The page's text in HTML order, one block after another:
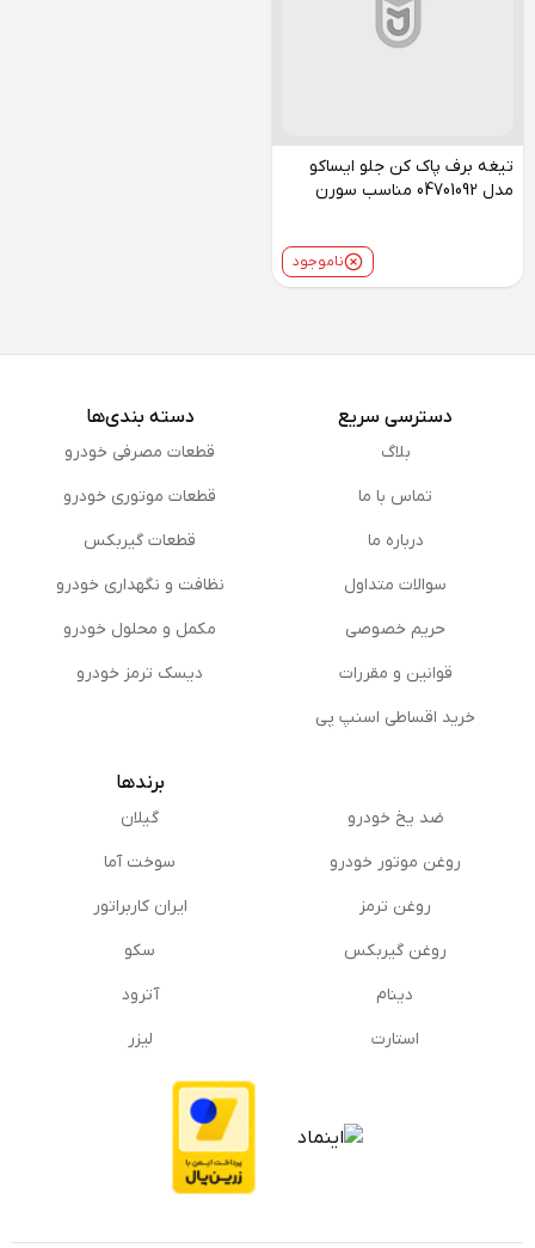
تیغه برف پاک کن جلو ایساکو
مدل 04701092 مناسب سورن
ناموجود
دسترسی سریع
بلاگ
تماس با ما
درباره ما
سوالات متداول
حریم خصوصی
قوانین و مقررات
خرید اقساطی اسنپ پی
دسته بندی‌ها
قطعات مصرفی خودرو
قطعات موتوری خودرو
قطعات گیربکس
نظافت و نگهداری خودرو
مكمل و محلول خودرو
دیسک ترمز خودرو
ضد یخ خودرو
روغن موتور خودرو
روغن ترمز
روغن گیربكس
دینام
استارت
برندها
گیلان
سوخت آما
ایران کاربراتور
سکو
آترود
لیزر